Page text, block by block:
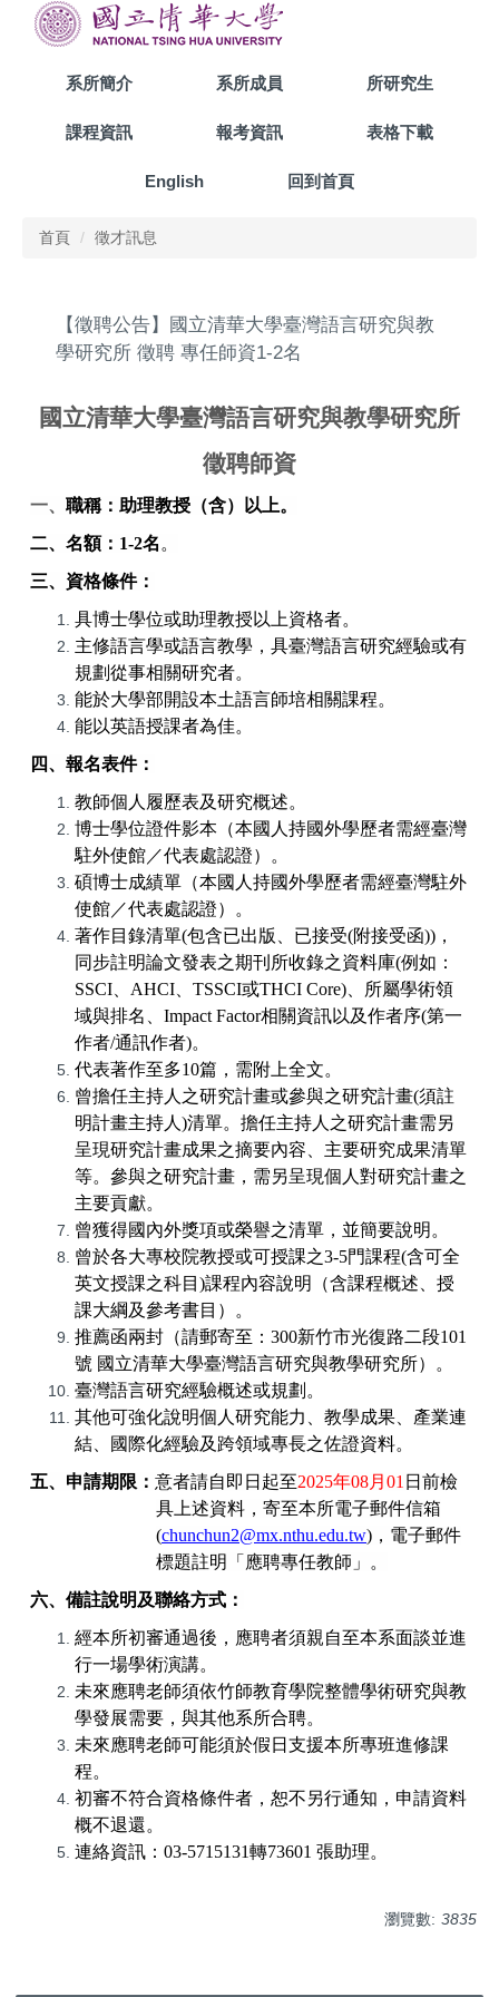
系所簡介 系所成員 所研究生
課程資訊 報考資訊 表格下載
English 回到首頁
首頁 徵才訊息
【徵聘公告】國立清華大學臺灣語言研究與教
學研究所 徵聘 專任師資1-2名
國立清華大學臺灣語言研究與教學研究所
徵聘師資
一、 職稱：助理教授（含）以上。
二、名額： 1-2名 。
三、資格條件：
具博士學位或助理教授以上資格者。
主修語言學或語言教學，具臺灣語言研究經驗或有
規劃從事相關研究者。
能於大學部開設本土語言師培相關課程。
能以英語授課者為佳。
四、報名表件：
教師個人履歷表及研究概述。
博士學位證件影本（本國人持國外學歷者需經臺灣
駐外使館／代表處認證）。
碩博士成績單（本國人持國外學歷者需經臺灣駐外
使館／代表處認證）。
著作目錄清單(包含已出版、已接受(附接受函)) ，
同步註明論文發表之期刊所收錄之資料庫(例如：
SSCI
AHCI TSSCI或THCI Core) 、所屬學術領
域與排名、 Impact Factor相關資訊以及作者序(第一
作者/通訊作者)。
代表著作至多10篇，需附上全文。
曾擔任主持人之研究計畫或參與之研究計畫(須註
明計畫主持人 )清單。擔任主持人之研究計畫需另
呈現研究計畫成果之摘要內容、主要研究成果清單
等。參與之研究計畫，需另呈現個人對研究計畫之
主要貢獻。
曾獲得國內外獎項或榮譽之清單，並簡要說明。
曾於各大專校院教授或可授課之3-5門課程(含可全
英文授課之科目 )課程內容說明（含課程概述、授
課大綱及參考書目）。
推薦函兩封（請郵寄至： 300新竹市光復路二段101
號 國立清華大學臺灣語言研究與教學研究所）。
臺灣語言研究經驗概述或規劃 。
其他可強化說明個人研究能力、教學成果、產業連
結、國際化經驗及跨領域專長之佐證資料。
五、申請期限： 意者請自即日起至2025年08月 01 日前檢
具上述資料，寄至本所電子郵件信箱
(chunchun2@mx.nthu.edu.tw) ，電子郵件
標題註明「應聘專任教師」。
六、備註說明及聯絡方式：
經本所初審通過後，應聘者須親自至本系面談並進
行一場學術演講。
未來應聘老師須依竹師教育學院整體學術研究與教
學發展需要，與其他系所合聘。
未來應聘老師可能須於假日支援本所專班進修課
程。
初審不符合資格條件者，恕不另行通知，申請資料
概不退還。
連絡資訊： 03-5715131轉73601 張助理。
瀏覽數: 3835